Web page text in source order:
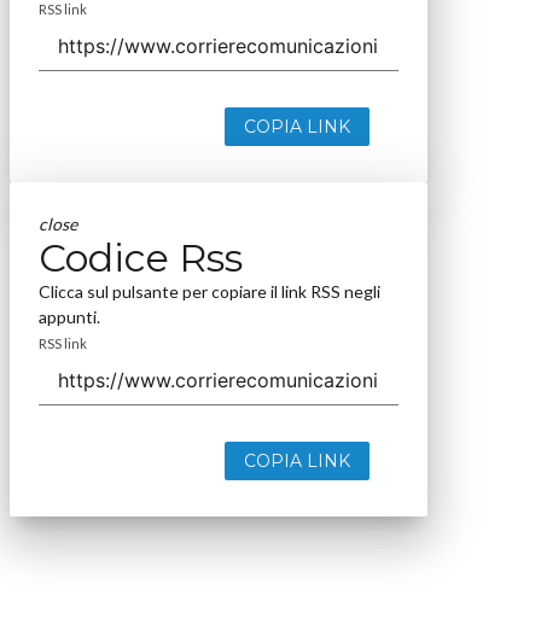
RSS link
COPIA LINK
close
Codice Rss
Clicca sul pulsante per copiare il link RSS negli
appunti.
RSS link
COPIA LINK